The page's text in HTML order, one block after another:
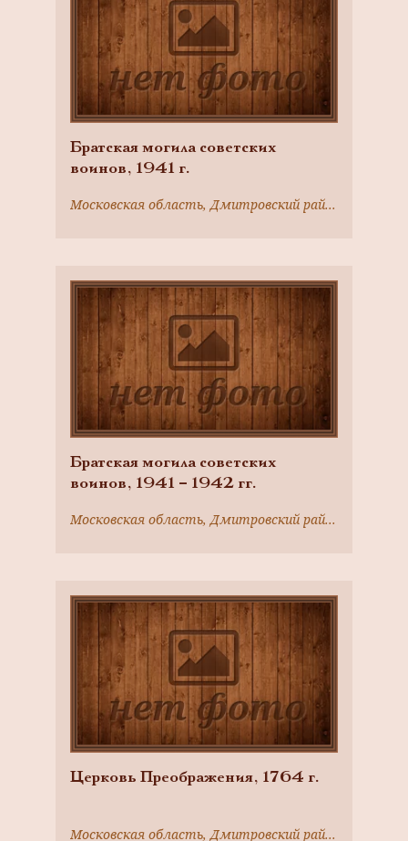
Братская могила советских
воинов, 1941 г.
Московская область, Дмитровский район, д. Каменка, северная окраина
Братская могила советских
воинов, 1941 – 1942 гг.
Московская область, Дмитровский район, с. Озерецкое
Церковь Преображения, 1764 г.
Московская область, Дмитровский район, село Спас-Каменка